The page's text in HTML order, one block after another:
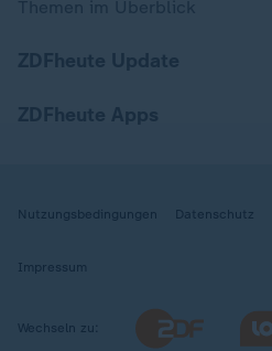
Nutzungsbedingungen Datenschutz
Impressum
Wechseln zu: